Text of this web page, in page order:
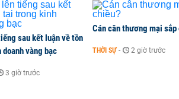
sau kết luận về tồn
vàng bạc
3 giờ trước
Cán cân thương mại sắp
THỜI SỰ - 2 giờ trước